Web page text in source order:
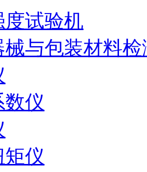
度试验机
械与包装材料检
数仪
矩仪